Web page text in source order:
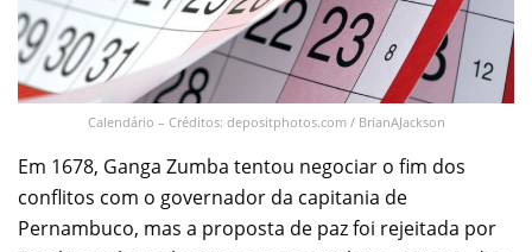
Calendário – Créditos: depositphotos.com / BrianAJackson
Em 1678, Ganga Zumba tentou negociar o fim dos
conflitos com o governador da capitania de
Pernambuco, mas a proposta de paz foi rejeitada por